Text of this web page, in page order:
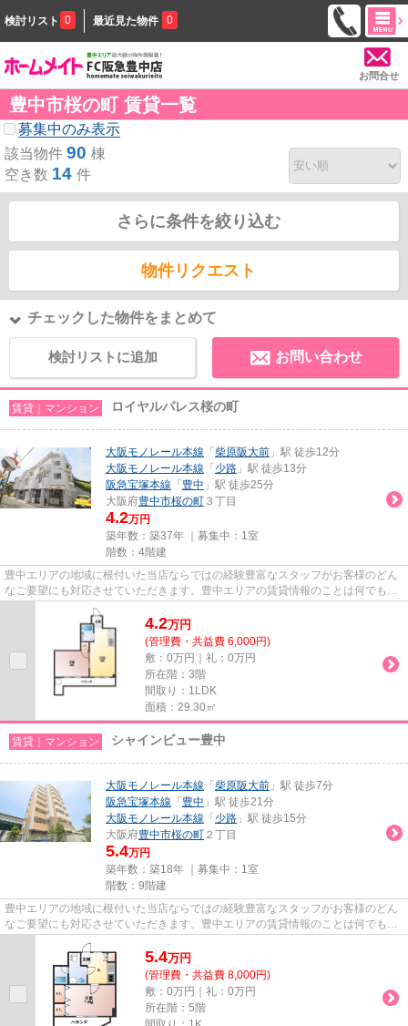
検討リスト 0 最近見た物件 0
お問合せ
豊中市桜の町 賃貸一覧
募集中のみ表示
該当物件 90 棟
空き数 14 件
さらに条件を絞り込む
物件リクエスト
チェックした物件をまとめて
検討リストに追加 お問い合わせ
賃貸｜マンション ロイヤルパレス桜の町
大阪モノレール本線 「 柴原阪大前 」駅 徒歩12分
大阪モノレール本線 「 少路 」駅 徒歩13分
阪急宝塚本線 「 豊中 」駅 徒歩25分
大阪府豊中市桜の町 ３丁目
4.2万円
築年数：築37年 ｜募集中： 1室
階数：4階建
豊中エリアの地域に根付いた当店ならではの経験豊富なスタッフがお客様のどん
なご要望にも対応させていただきます。豊中エリアの賃貸情報のことは何でもお
気軽にご相談ください。一生...
4.2万円
(管理費・共益費 6,000円)
敷：0万円｜礼：0万円
所在階：3階
間取り：1LDK
面積：29.30㎡
賃貸｜マンション シャインビュー豊中
大阪モノレール本線 「 柴原阪大前 」駅 徒歩7分
阪急宝塚本線 「 豊中 」駅 徒歩21分
大阪モノレール本線 「 少路 」駅 徒歩15分
大阪府豊中市桜の町 ２丁目
5.4万円
築年数：築18年 ｜募集中： 1室
階数：9階建
豊中エリアの地域に根付いた当店ならではの経験豊富なスタッフがお客様のどん
なご要望にも対応させていただきます。豊中エリアの賃貸情報のことは何でもお
5.4万円
(管理費・共益費 8,000円)
敷：0万円｜礼：0万円
所在階：5階